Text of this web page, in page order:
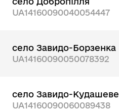
UA14160090040054447
село Завидо-Борзенка
UA14160090050078392
село Завидо-Кудашеве
UA14160090060089438